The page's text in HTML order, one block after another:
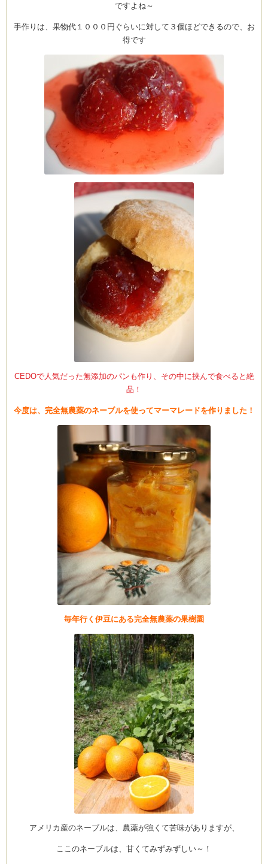
ですよね～
手作りは、果物代１０００円ぐらいに対して３個ほどできるので、お
得です
CEDOで人気だった無添加のパンも作り、その中に挟んで食べると絶
品！
今度は、完全無農薬のネーブルを使ってマーマレードを作りました！
毎年行く伊豆にある完全無農薬の果樹園
アメリカ産のネーブルは、農薬が強くて苦味がありますが、
ここのネーブルは、甘くてみずみずしい～！